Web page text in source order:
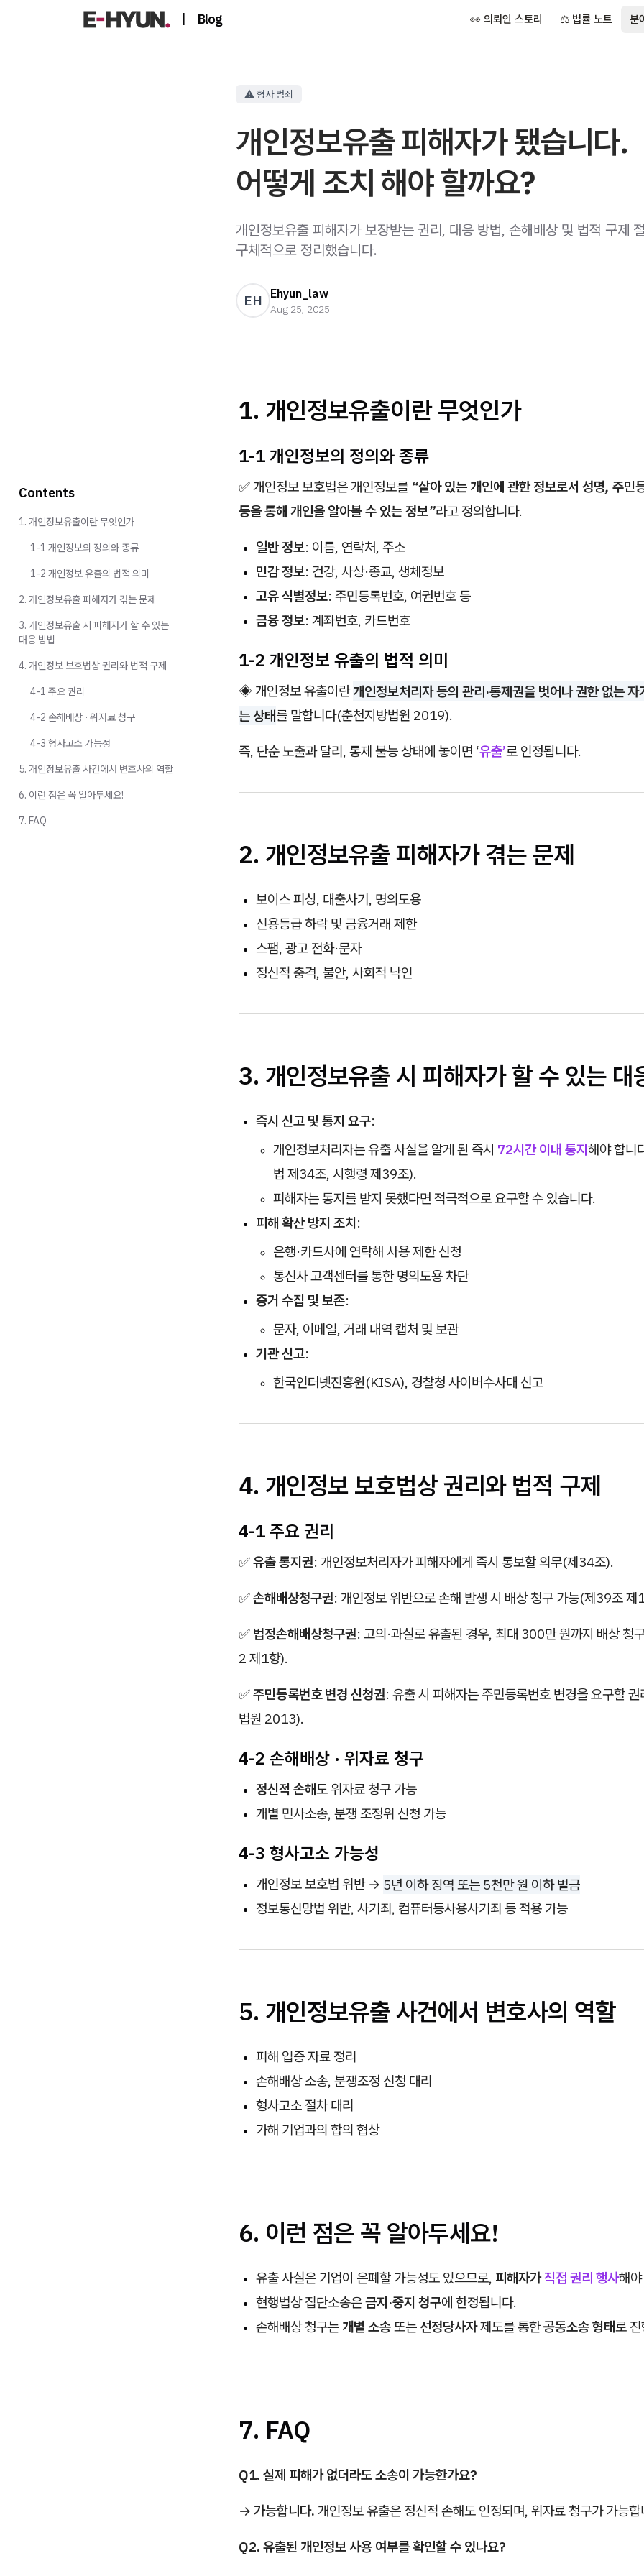
| Blog 👀 의뢰인 스토리 ⚖️ 법률 노트 분
⚠️ 형사 범죄
개인정보유출 피해자가 됐습니다.
어떻게 조치 해야 할까요?
개인정보유출 피해자가 보장받는 권리, 대응 방법, 손해배상 및 법적 구제
구체적으로 정리했습니다.
EH Ehyun_law
Aug 25, 2025
1. 개인정보유출이란 무엇인가
1-1 개인정보의 정의와 종류
✅ 개인정보 보호법은 개인정보를 “살아 있는 개인에 관한 정보로서 성명, 주민
등을 통해 개인을 알아볼 수 있는 정보”라고 정의합니다.
일반 정보: 이름, 연락처, 주소
민감 정보: 건강, 사상·종교, 생체정보
고유 식별정보: 주민등록번호, 여권번호 등
금융 정보: 계좌번호, 카드번호
1-2 개인정보 유출의 법적 의미
◈ 개인정보 유출이란개인정보처리자 등의 관리·통제권을 벗어나 권한 없는 자
는 상태를 말합니다(춘천지방법원 2019).
즉, 단순 노출과 달리, 통제 불능 상태에 놓이면 ‘유출’로 인정됩니다.
2. 개인정보유출 피해자가 겪는 문제
보이스 피싱, 대출사기, 명의도용
신용등급 하락 및 금융거래 제한
스팸, 광고 전화·문자
정신적 충격, 불안, 사회적 낙인
3. 개인정보유출 시 피해자가 할 수 있는 대
즉시 신고 및 통지 요구:
개인정보처리자는 유출 사실을 알게 된 즉시 72시간 이내 통지해야 합니
법 제34조, 시행령 제39조).
피해자는 통지를 받지 못했다면 적극적으로 요구할 수 있습니다.
피해 확산 방지 조치:
은행·카드사에 연락해 사용 제한 신청
통신사 고객센터를 통한 명의도용 차단
증거 수집 및 보존:
문자, 이메일, 거래 내역 캡처 및 보관
기관 신고:
한국인터넷진흥원(KISA), 경찰청 사이버수사대 신고
4. 개인정보 보호법상 권리와 법적 구제
4-1 주요 권리
✅유출 통지권: 개인정보처리자가 피해자에게 즉시 통보할 의무(제34조).
✅손해배상청구권: 개인정보 위반으로 손해 발생 시 배상 청구 가능(제39조 제
✅ 법정손해배상청구권: 고의·과실로 유출된 경우, 최대 300만 원까지 배상 청
2 제1항).
✅주민등록번호 변경 신청권: 유출 시 피해자는 주민등록번호 변경을 요구할
법원 2013).
4-2 손해배상 · 위자료 청구
정신적 손해도 위자료 청구 가능
개별 민사소송, 분쟁 조정위 신청 가능
4-3 형사고소 가능성
개인정보 보호법 위반 → 5년 이하 징역 또는 5천만 원 이하 벌금
정보통신망법 위반, 사기죄, 컴퓨터등사용사기죄 등 적용 가능
5. 개인정보유출 사건에서 변호사의 역할
피해 입증 자료 정리
손해배상 소송, 분쟁조정 신청 대리
형사고소 절차 대리
가해 기업과의 합의 협상
6. 이런 점은 꼭 알아두세요!
유출 사실은 기업이 은폐할 가능성도 있으므로, 피해자가직접 권리 행사해
현행법상 집단소송은금지·중지 청구에 한정됩니다.
손해배상 청구는개별 소송또는 선정당사자제도를 통한공동소송 형태로
7. FAQ
Q1. 실제 피해가 없더라도 소송이 가능한가요?
→ 가능합니다. 개인정보 유출은 정신적 손해도 인정되며, 위자료 청구가 가능
Q2. 유출된 개인정보 사용 여부를 확인할 수 있나요?
Contents
1. 개인정보유출이란 무엇인가
1-1 개인정보의 정의와 종류
1-2 개인정보 유출의 법적 의미
2. 개인정보유출 피해자가 겪는 문제
3. 개인정보유출 시 피해자가 할 수 있는
대응 방법
4. 개인정보 보호법상 권리와 법적 구제
4-1 주요 권리
4-2 손해배상 · 위자료 청구
4-3 형사고소 가능성
5. 개인정보유출 사건에서 변호사의 역할
6. 이런 점은 꼭 알아두세요!
7. FAQ